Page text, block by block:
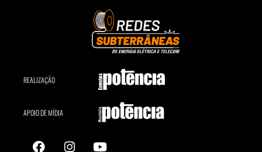
REALIZAÇÃO
APOIO DE MÍDIA